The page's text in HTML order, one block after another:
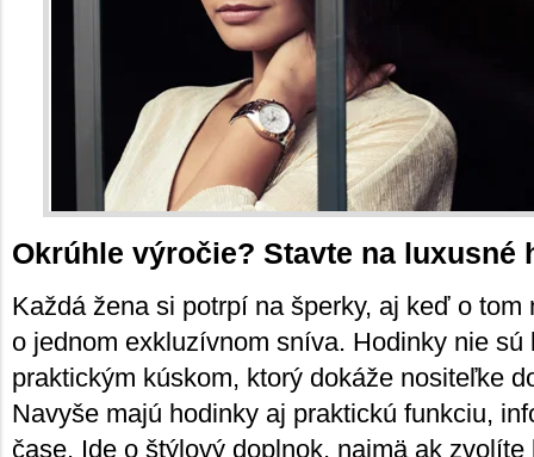
Okrúhle výročie? Stavte na luxusné
Každá žena si potrpí na šperky, aj keď o
o jednom exkluzívnom sníva. Hodinky nie sú
praktickým kúskom, ktorý dokáže nositeľke
Navyše majú hodinky aj praktickú funkciu,
čase. Ide o štýlový doplnok, najmä ak